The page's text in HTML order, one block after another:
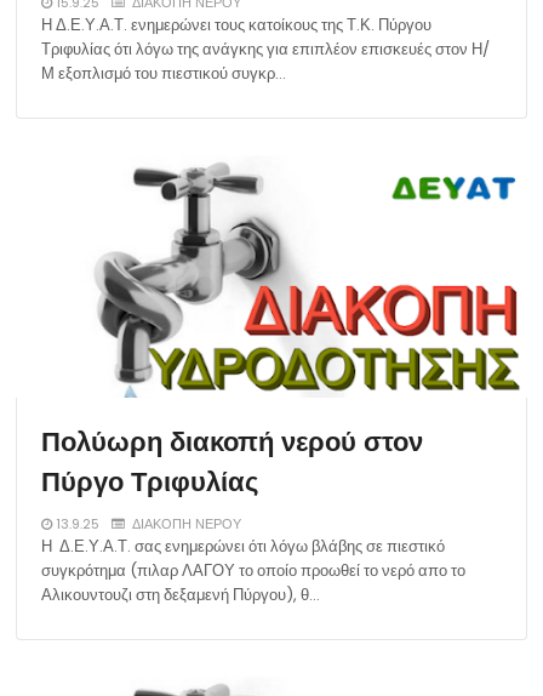
Η Δ.Ε.Υ.Α.Τ. ενημερώνει τους κατοίκους της Τ.Κ. Πύργου
Τριφυλίας ότι λόγω της ανάγκης για επιπλέον επισκευές στον Η/
Μ εξοπλισμό του πιεστικού συγκρ…
Πολύωρη διακοπή νερού στον
Πύργο Τριφυλίας
13.9.25 ΔΙΑΚΟΠΗ ΝΕΡΟΥ
Η Δ.Ε.Υ.Α.Τ. σας ενημερώνει ότι λόγω βλάβης σε πιεστικό
συγκρότημα (πιλαρ ΛΑΓΟΥ το οποίο προωθεί το νερό απο το
Αλικουντουζι στη δεξαμενή Πύργου), θ…